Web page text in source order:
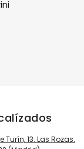
Turín, 13. Las Rozas.